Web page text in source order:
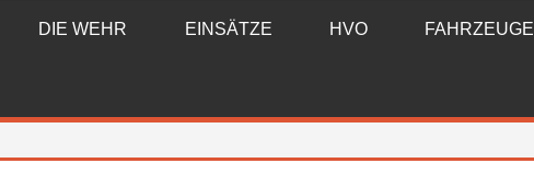
DIE WEHR EINSÄTZE HVO FAHRZEUGE